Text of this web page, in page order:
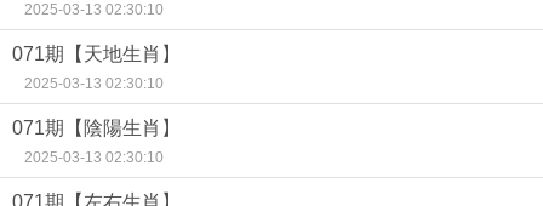
2025-03-13 02:30:10
071期【天地生肖】
2025-03-13 02:30:10
071期【陰陽生肖】
2025-03-13 02:30:10